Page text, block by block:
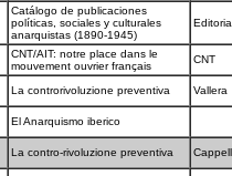
Catálogo de publicaciones
políticas, sociales y culturales
anarquistas (1890-1945)
CNT/AIT: notre place dans le
mouvement ouvrier français
CNT
La controrivoluzione preventiva Vallera
El Anarquismo iberico
La contro-rivoluzione preventiva